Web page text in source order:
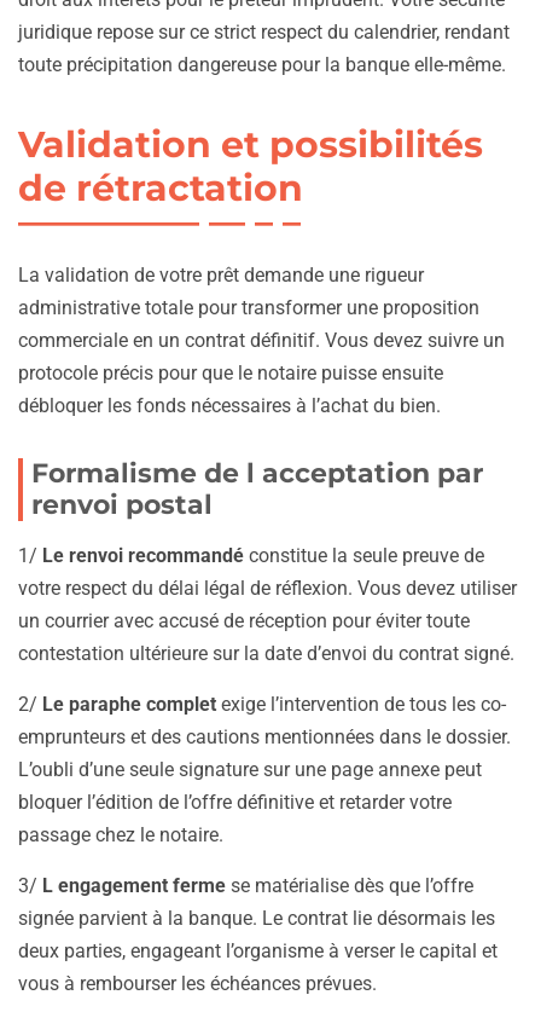
juridique repose sur ce strict respect du calendrier, rendant
toute précipitation dangereuse pour la banque elle-même.
Validation et possibilités
de rétractation
La validation de votre prêt demande une rigueur
administrative totale pour transformer une proposition
commerciale en un contrat définitif. Vous devez suivre un
protocole précis pour que le notaire puisse ensuite
débloquer les fonds nécessaires à l’achat du bien.
Formalisme de l acceptation par
renvoi postal
1/ Le renvoi recommandé constitue la seule preuve de
votre respect du délai légal de réflexion. Vous devez utiliser
un courrier avec accusé de réception pour éviter toute
contestation ultérieure sur la date d’envoi du contrat signé.
2/ Le paraphe complet exige l’intervention de tous les co-
emprunteurs et des cautions mentionnées dans le dossier.
L’oubli d’une seule signature sur une page annexe peut
bloquer l’édition de l’offre définitive et retarder votre
passage chez le notaire.
3/ L engagement ferme se matérialise dès que l’offre
signée parvient à la banque. Le contrat lie désormais les
deux parties, engageant l’organisme à verser le capital et
vous à rembourser les échéances prévues.